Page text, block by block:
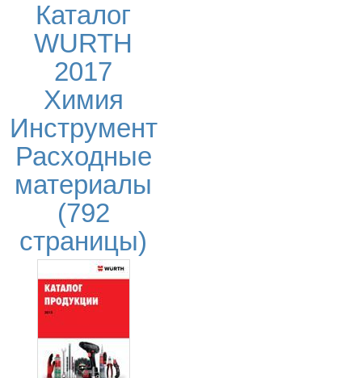
Каталог
WURTH
2017
Химия
Инструмент
Расходные
материалы
(792
страницы)